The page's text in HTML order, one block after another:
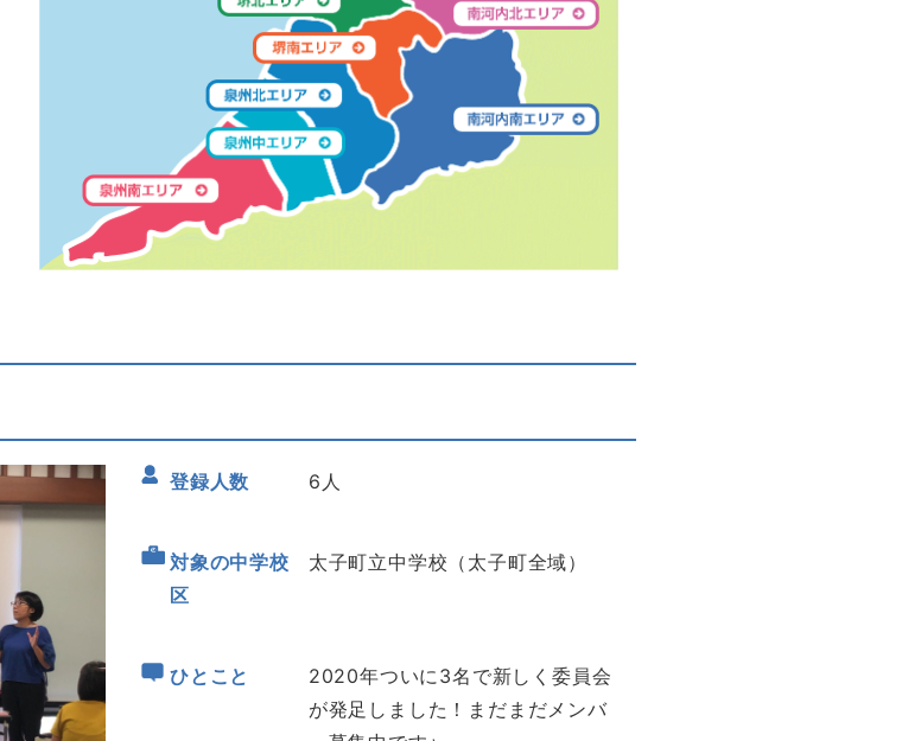
登録人数 6人
対象の中学校
区
太子町立中学校（太子町全域）
ひとこと
2020年ついに3名で新しく委員会
が発足しました！まだまだメンバ